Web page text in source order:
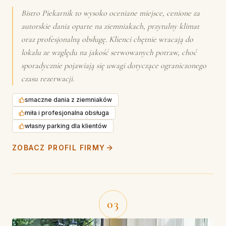
Bistro Piekarnik to wysoko oceniane miejsce, cenione za
autorskie dania oparte na ziemniakach, przytulny klimat
oraz profesjonalną obsługę. Klienci chętnie wracają do
lokalu ze względu na jakość serwowanych potraw, choć
sporadycznie pojawiają się uwagi dotyczące ograniczonego
czasu rezerwacji.
smaczne dania z ziemniaków
miła i profesjonalna obsługa
własny parking dla klientów
ZOBACZ PROFIL FIRMY
03